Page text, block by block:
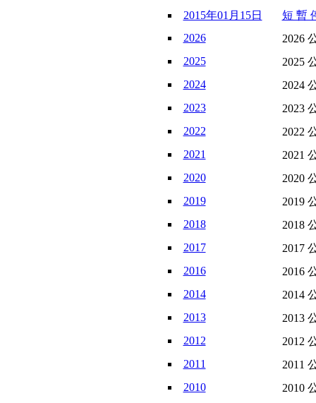
2015年01月15日
短 暫
2026
2026
2025
2025
2024
2024
2023
2023
2022
2022
2021
2021
2020
2020
2019
2019
2018
2018
2017
2017
2016
2016
2014
2014
2013
2013
2012
2012
2011
2011
2010
2010